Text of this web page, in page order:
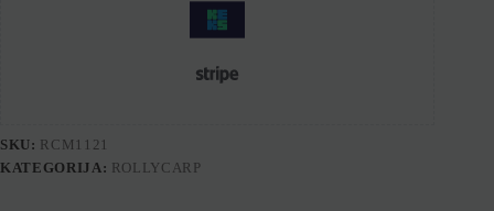
SKU: RCM1121
KATEGORIJA: ROLLYCARP